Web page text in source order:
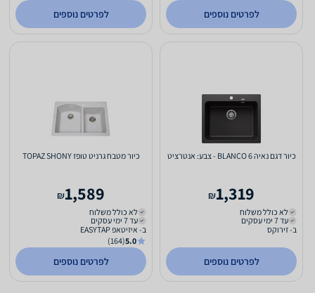
לפרטים נוספים לפרטים נוספים
כיור דגם נאיה 6 BLANCO - צבע: אנטרציט
1,319
₪
לא כולל משלוח
עד 7 ימי עסקים
ב- זירוקס
לפרטים נוספים
כיור מטבח גרניט טופז TOPAZ SHONY
1,589
₪
לא כולל משלוח
עד 7 ימי עסקים
ב- איזיטאפ EASYTAP
5.0
(164)
לפרטים נוספים